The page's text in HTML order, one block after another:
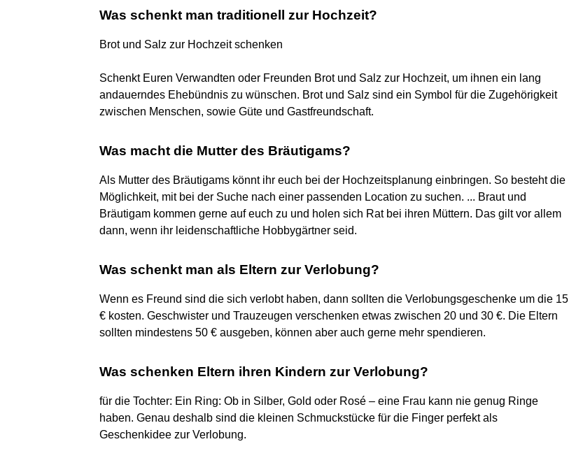
Was schenkt man traditionell zur Hochzeit?
Brot und Salz zur Hochzeit schenken
Schenkt Euren Verwandten oder Freunden Brot und Salz zur Hochzeit, um ihnen ein lang
andauerndes Ehebündnis zu wünschen. Brot und Salz sind ein Symbol für die Zugehörigkeit
zwischen Menschen, sowie Güte und Gastfreundschaft.
Was macht die Mutter des Bräutigams?
Als Mutter des Bräutigams könnt ihr euch bei der Hochzeitsplanung einbringen. So besteht die
Möglichkeit, mit bei der Suche nach einer passenden Location zu suchen. ... Braut und
Bräutigam kommen gerne auf euch zu und holen sich Rat bei ihren Müttern. Das gilt vor allem
dann, wenn ihr leidenschaftliche Hobbygärtner seid.
Was schenkt man als Eltern zur Verlobung?
Wenn es Freund sind die sich verlobt haben, dann sollten die Verlobungsgeschenke um die 15
€ kosten. Geschwister und Trauzeugen verschenken etwas zwischen 20 und 30 €. Die Eltern
sollten mindestens 50 € ausgeben, können aber auch gerne mehr spendieren.
Was schenken Eltern ihren Kindern zur Verlobung?
für die Tochter: Ein Ring: Ob in Silber, Gold oder Rosé – eine Frau kann nie genug Ringe
haben. Genau deshalb sind die kleinen Schmuckstücke für die Finger perfekt als
Geschenkidee zur Verlobung.